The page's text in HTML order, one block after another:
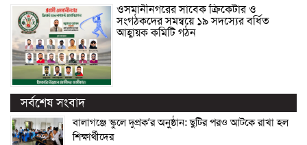
ওসমানীনগরের সাবেক ক্রিকেটার ও
সংগঠকদের সমন্বয়ে ১৯ সদস্যের বর্ধিত
আহ্বায়ক কমিটি গঠন
সর্বশেষ সংবাদ
বালাগঞ্জে স্কুলে দুপ্রক’র অনুষ্ঠান: ছুটির পরও আটকে রাখা হল
শিক্ষার্থীদের